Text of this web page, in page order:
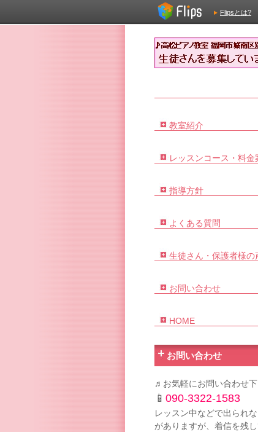
Flipsとは?
教室紹介
レッスンコース・料金
指導方針
よくある質問
生徒さん・保護者様の
お問い合わせ
HOME
お問い合わせ
♬お気軽にお問い合わせ
📱 090-3322-1583
レッスン中などで出られ
がありますが、着信を残